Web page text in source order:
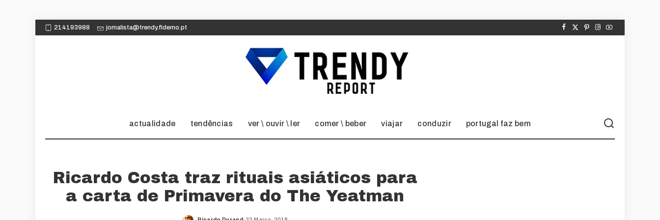
214193988 jornalista@trendy.fidemo.pt
actualidade tendências ver \ ouvir \ ler comer \ beber viajar conduzir portugal faz bem
Ricardo Costa traz rituais asiáticos para
a carta de Primavera do The Yeatman